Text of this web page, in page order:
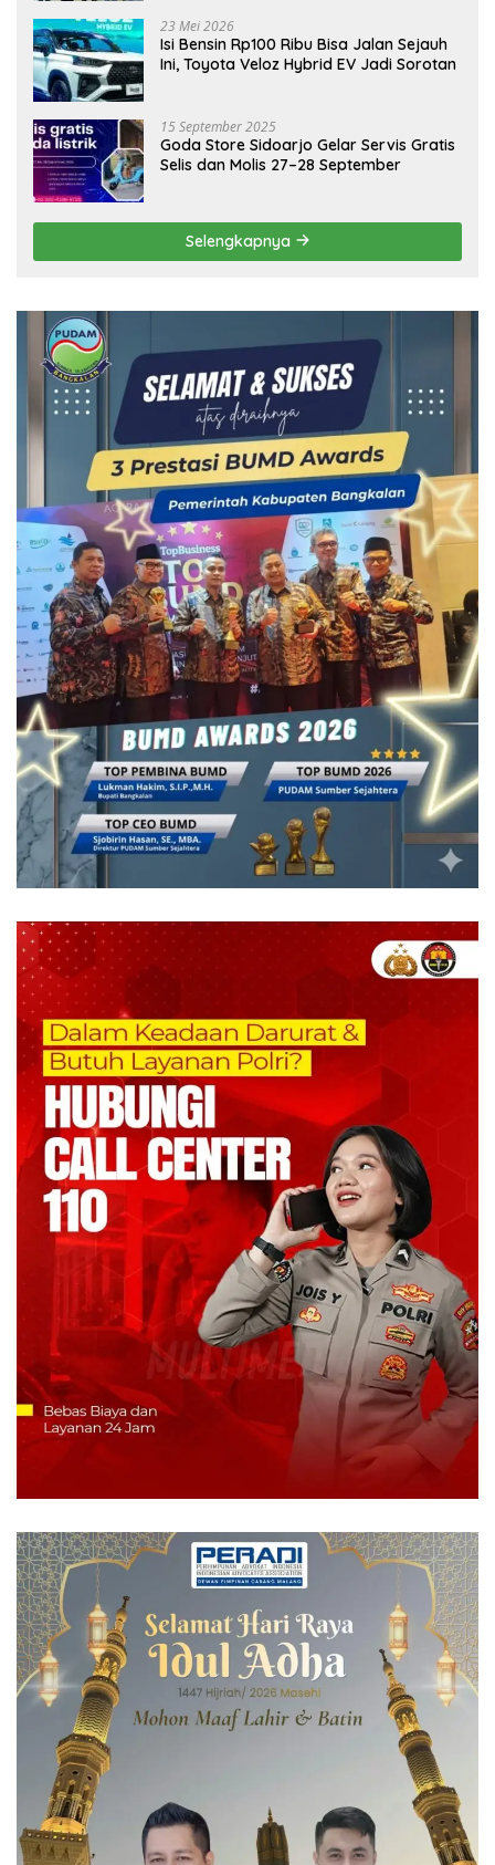
23 Mei 2026
Isi Bensin Rp100 Ribu Bisa Jalan Sejauh
Ini, Toyota Veloz Hybrid EV Jadi Sorotan
15 September 2025
Goda Store Sidoarjo Gelar Servis Gratis
Selis dan Molis 27–28 September
Selengkapnya